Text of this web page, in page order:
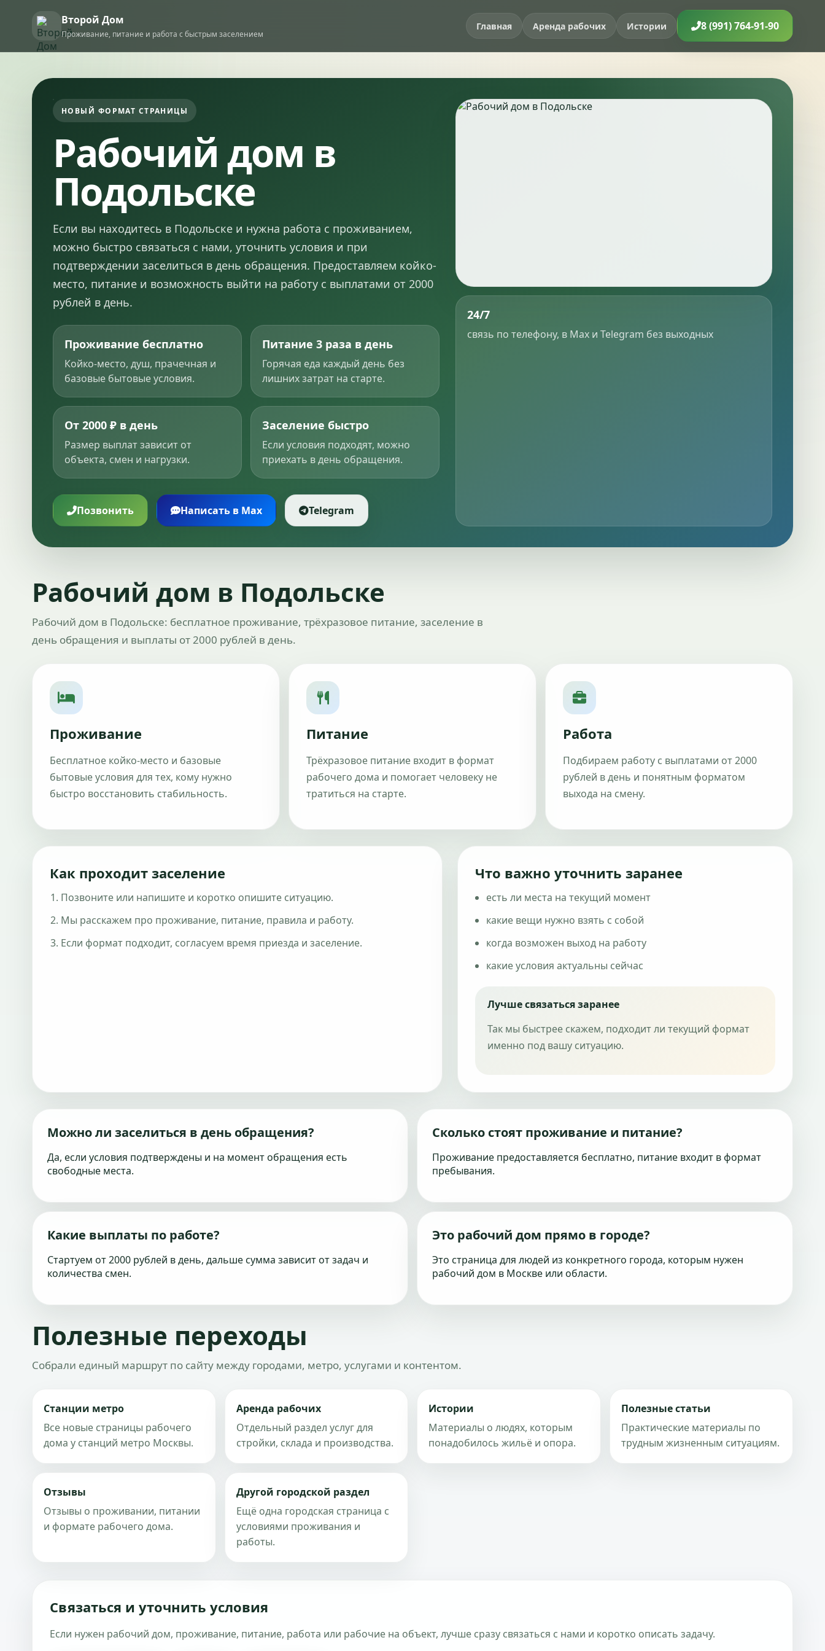
Второй Дом
Проживание, питание и работа с быстрым заселением
Главная Аренда рабочих Истории 8 (991) 764-91-90
НОВЫЙ ФОРМАТ СТРАНИЦЫ
Рабочий дом в
Подольске
Если вы находитесь в Подольске и нужна работа с проживанием,
можно быстро связаться с нами, уточнить условия и при
подтверждении заселиться в день обращения. Предоставляем койко-
место, питание и возможность выйти на работу с выплатами от 2000
рублей в день.
Проживание бесплатно
Койко-место, душ, прачечная и
базовые бытовые условия.
Питание 3 раза в день
Горячая еда каждый день без
лишних затрат на старте.
От 2000 ₽ в день
Размер выплат зависит от
объекта, смен и нагрузки.
Заселение быстро
Если условия подходят, можно
приехать в день обращения.
Позвонить Написать в Max Telegram
24/7
связь по телефону, в Max и Telegram без выходных
Рабочий дом в Подольске
Рабочий дом в Подольске: бесплатное проживание, трёхразовое питание, заселение в
день обращения и выплаты от 2000 рублей в день.
Проживание
Бесплатное койко-место и базовые
бытовые условия для тех, кому нужно
быстро восстановить стабильность.
Питание
Трёхразовое питание входит в формат
рабочего дома и помогает человеку не
тратиться на старте.
Работа
Подбираем работу с выплатами от 2000
рублей в день и понятным форматом
выхода на смену.
Как проходит заселение
Позвоните или напишите и коротко опишите ситуацию.
Мы расскажем про проживание, питание, правила и работу.
Если формат подходит, согласуем время приезда и заселение.
Что важно уточнить заранее
есть ли места на текущий момент
какие вещи нужно взять с собой
когда возможен выход на работу
какие условия актуальны сейчас
Лучше связаться заранее
Так мы быстрее скажем, подходит ли текущий формат
именно под вашу ситуацию.
Можно ли заселиться в день обращения?
Да, если условия подтверждены и на момент обращения есть
свободные места.
Сколько стоят проживание и питание?
Проживание предоставляется бесплатно, питание входит в формат
пребывания.
Какие выплаты по работе?
Стартуем от 2000 рублей в день, дальше сумма зависит от задач и
количества смен.
Это рабочий дом прямо в городе?
Это страница для людей из конкретного города, которым нужен
рабочий дом в Москве или области.
Полезные переходы
Собрали единый маршрут по сайту между городами, метро, услугами и контентом.
Станции метро
Все новые страницы рабочего
дома у станций метро Москвы.
Аренда рабочих
Отдельный раздел услуг для
стройки, склада и производства.
Истории
Материалы о людях, которым
понадобилось жильё и опора.
Полезные статьи
Практические материалы по
трудным жизненным ситуациям.
Отзывы
Отзывы о проживании, питании
и формате рабочего дома.
Другой городской раздел
Ещё одна городская страница с
условиями проживания и
работы.
Связаться и уточнить условия
Если нужен рабочий дом, проживание, питание, работа или рабочие на объект, лучше сразу связаться с нами и коротко описать задачу.